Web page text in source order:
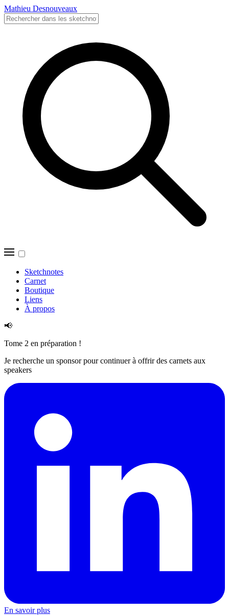
Mathieu Desnouveaux
Sketchnotes
Carnet
Boutique
Liens
À propos
📢
Tome 2 en préparation !
Je recherche un sponsor pour continuer à offrir des carnets aux
speakers
En savoir plus